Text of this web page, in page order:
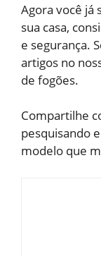
Agora você já
sua casa,
e segurança.
artigos no
de fogões.
Compartilhe
pesquisando
modelo que